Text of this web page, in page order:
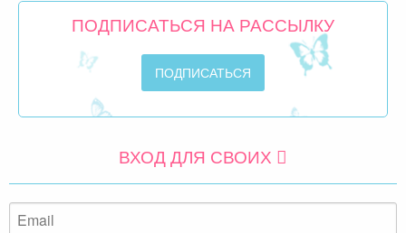
ПОДПИСАТЬСЯ НА РАССЫЛКУ
ВХОД ДЛЯ СВОИХ